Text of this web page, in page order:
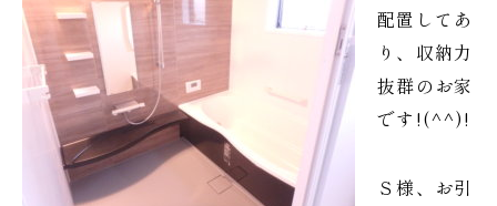
配置してあ
り、収納力
抜群のお家
です!(^^)!
Ｓ様、お引